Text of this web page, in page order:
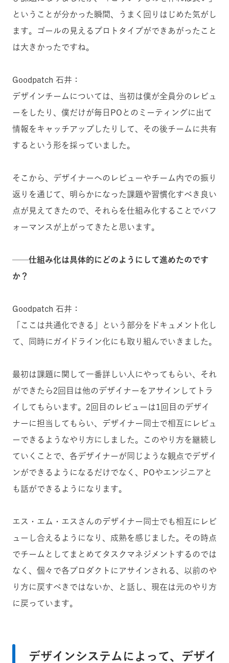
ということが分かった瞬間、うまく回りはじめた気がし
ます。ゴールの見えるプロトタイプができあがったこと
は大きかったですね。
Goodpatch 石井：
デザインチームについては、当初は僕が全員分のレビュ
ーをしたり、僕だけが毎日POとのミーティングに出て
情報をキャッチアップしたりして、その後チームに共有
するという形を採っていました。
そこから、デザイナーへのレビューやチーム内での振り
返りを通じて、明らかになった課題や習慣化すべき良い
点が見えてきたので、それらを仕組み化することでパフ
ォーマンスが上がってきたと思います。
──仕組み化は具体的にどのようにして進めたのです
か？
Goodpatch 石井：
「ここは共通化できる」という部分をドキュメント化し
て、同時にガイドライン化にも取り組んでいきました。
最初は課題に関して一番詳しい人にやってもらい、それ
ができたら2回目は他のデザイナーをアサインしてトラ
イしてもらいます。2回目のレビューは1回目のデザイ
ナーに担当してもらい、デザイナー同士で相互にレビュ
ーできるようなやり方にしました。このやり方を継続し
ていくことで、各デザイナーが同じような観点でデザイ
ンができるようになるだけでなく、POやエンジニアと
も話ができるようになります。
エス・エム・エスさんのデザイナー同士でも相互にレビ
ューし合えるようになり、成熟を感じました。その時点
でチームとしてまとめてタスクマネジメントするのでは
なく、個々で各プロダクトにアサインされる、以前のや
り方に戻すべきではないか、と話し、現在は元のやり方
に戻っています。
デザインシステムによって、デザイ